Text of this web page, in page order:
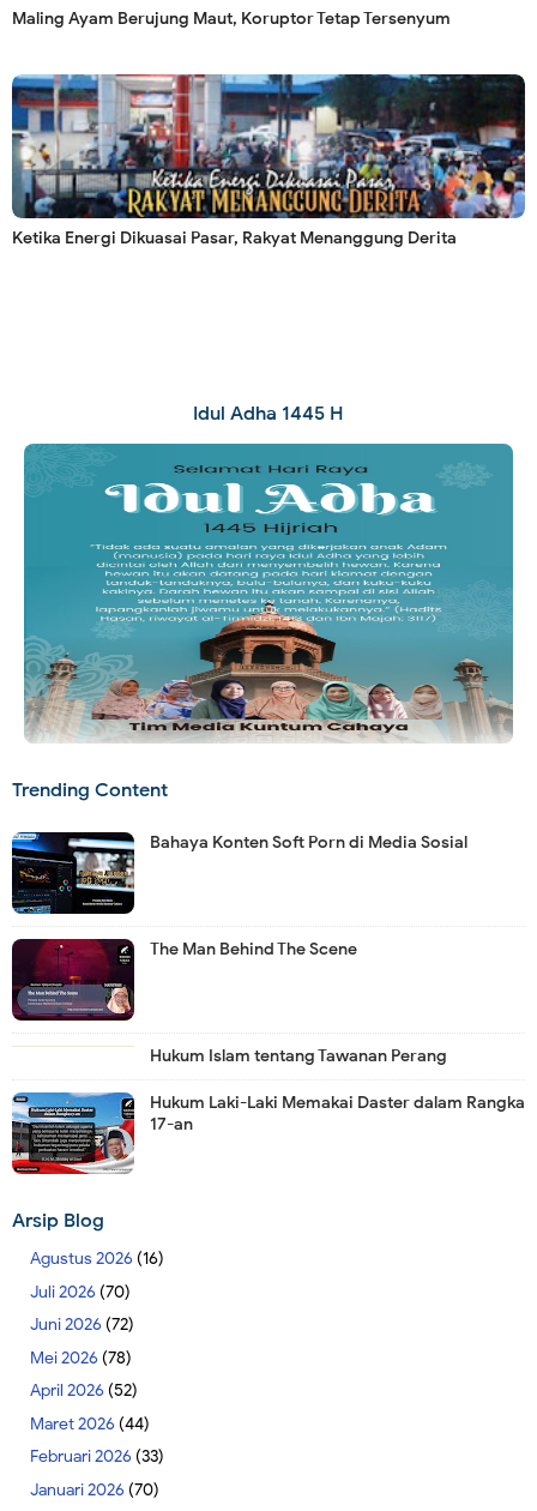
Maling Ayam Berujung Maut, Koruptor Tetap Tersenyum
Ketika Energi Dikuasai Pasar, Rakyat Menanggung Derita
Idul Adha 1445 H
Trending Content
Bahaya Konten Soft Porn di Media Sosial
The Man Behind The Scene
Hukum Islam tentang Tawanan Perang
Hukum Laki-Laki Memakai Daster dalam Rangka
17-an
Arsip Blog
Agustus 2026 (16)
Juli 2026 (70)
Juni 2026 (72)
Mei 2026 (78)
April 2026 (52)
Maret 2026 (44)
Februari 2026 (33)
Januari 2026 (70)